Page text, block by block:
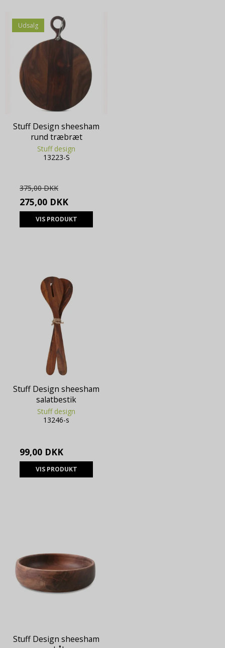
Udsalg
Stuff Design sheesham
rund træbræt
Stuff design
13223-S
375,00 DKK
275,00 DKK
VIS PRODUKT
Stuff Design sheesham
salatbestik
Stuff design
13246-s
99,00 DKK
VIS PRODUKT
Stuff Design sheesham